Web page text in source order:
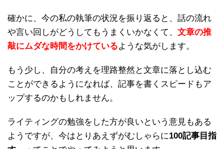
確かに、今の私の執筆の状況を振り返ると、話の流れ
や言い回しがどうしてもうまくいかなくて、 文章の推
敲にムダな時間をかけているような気がします。
もう少し、自分の考えを理路整然と文章に落とし込む
ことができるようになれば、記事を書くスピードもア
ップするのかもしれません。
ライティングの勉強をした方が良いという意見もある
ようですが、今はとりあえずがむしゃらに100記事目指